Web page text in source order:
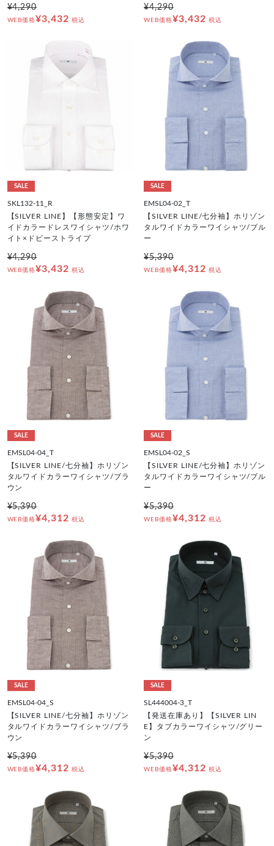
¥4,290
WEB価格¥3,432 税込
¥4,290
WEB価格¥3,432 税込
SALE
SKL132-11_R
【SILVER LINE】【形態安定】ワ
イドカラードレスワイシャツ/ホワ
イト×ドビーストライプ
¥4,290
WEB価格¥3,432 税込
SALE
EMSL04-02_T
【SILVER LINE/七分袖】ホリゾン
タルワイドカラーワイシャツ/ブル
ー
¥5,390
WEB価格¥4,312 税込
SALE
EMSL04-04_T
【SILVER LINE/七分袖】ホリゾン
タルワイドカラーワイシャツ/ブラ
ウン
¥5,390
WEB価格¥4,312 税込
SALE
EMSL04-02_S
【SILVER LINE/七分袖】ホリゾン
タルワイドカラーワイシャツ/ブル
ー
¥5,390
WEB価格¥4,312 税込
SALE
EMSL04-04_S
【SILVER LINE/七分袖】ホリゾン
タルワイドカラーワイシャツ/ブラ
ウン
¥5,390
WEB価格¥4,312 税込
SALE
SL444004-3_T
【発送在庫あり】【SILVER LIN
E】タブカラーワイシャツ/グリー
ン
¥5,390
WEB価格¥4,312 税込